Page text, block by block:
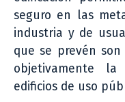
seguro en las
industria y de
que se prevén
objetivamente
edificios de uso